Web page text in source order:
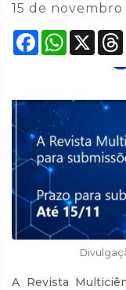
15 de novembro
Facebook
WhatsApp
X
A Revista